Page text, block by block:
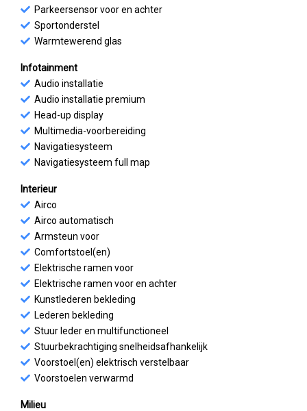
Parkeersensor voor en achter
Sportonderstel
Warmtewerend glas
Infotainment
Audio installatie
Audio installatie premium
Head-up display
Multimedia-voorbereiding
Navigatiesysteem
Navigatiesysteem full map
Interieur
Airco
Airco automatisch
Armsteun voor
Comfortstoel(en)
Elektrische ramen voor
Elektrische ramen voor en achter
Kunstlederen bekleding
Lederen bekleding
Stuur leder en multifunctioneel
Stuurbekrachtiging snelheidsafhankelijk
Voorstoel(en) elektrisch verstelbaar
Voorstoelen verwarmd
Milieu